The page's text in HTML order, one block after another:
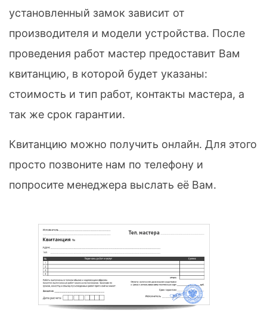
установленный замок зависит от
производителя и модели устройства. После
проведения работ мастер предоставит Вам
квитанцию, в которой будет указаны:
стоимость и тип работ, контакты мастера, а
так же срок гарантии.
Квитанцию можно получить онлайн. Для этого
просто позвоните нам по телефону и
попросите менеджера выслать её Вам.